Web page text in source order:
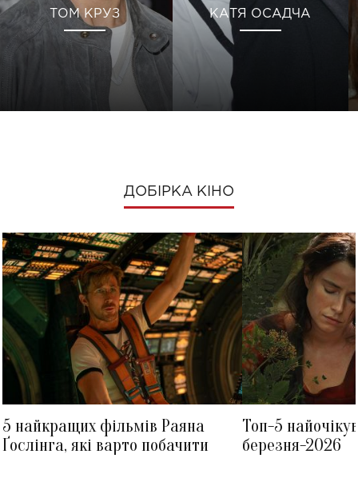
ТОМ КРУЗ КАТЯ ОСАДЧА
ДОБІРКА КІНО
5 найкращих фільмів Раяна
Ґослінга, які варто побачити
Топ-5
березня-2026